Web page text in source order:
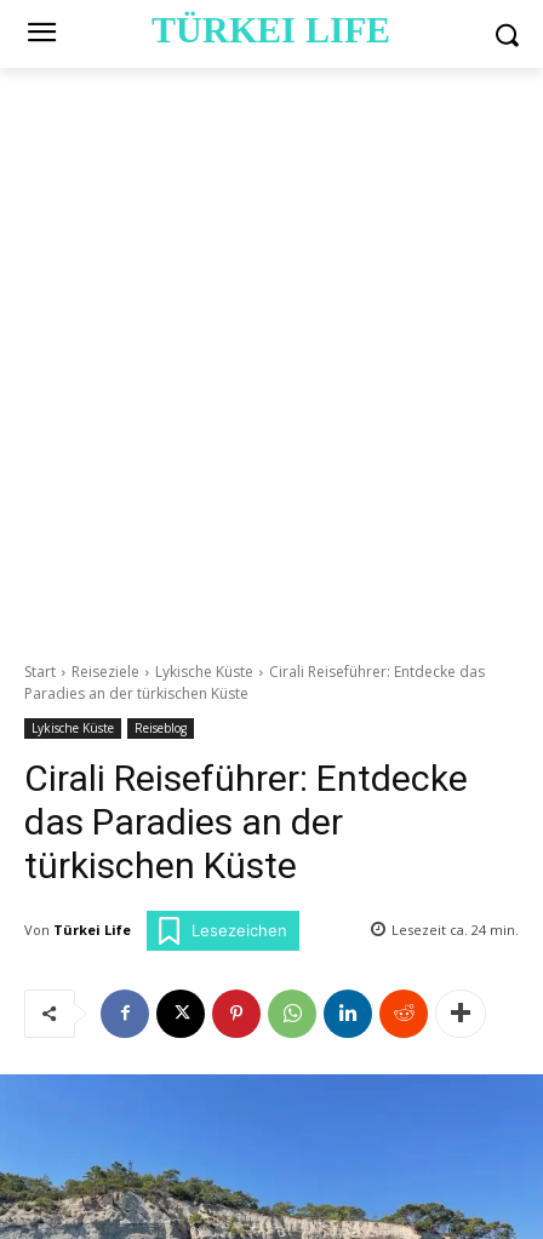
TÜRKEI LIFE
Start Reiseziele Lykische Küste
Cirali Reiseführer: Entdecke das
Paradies an der türkischen Küste
Lykische Küste Reiseblog
Cirali Reiseführer: Entdecke
das Paradies an der
türkischen Küste
Von Türkei Life Lesezeichen Lesezeit ca. 24 min.